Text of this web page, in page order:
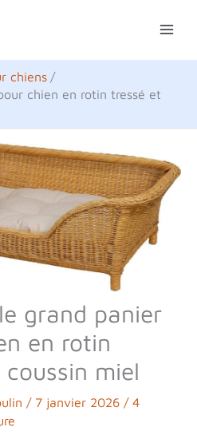
chiens
chien en rotin tressé et
grand panier
en rotin
miel
/ 7 janvier 2026 / 4